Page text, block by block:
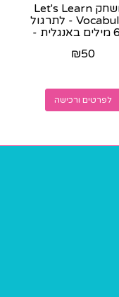
המשחק Let's Learn
Vocabulary - לתרגול
620 מילים באנגלית -
₪50
לפרטים ורכישה